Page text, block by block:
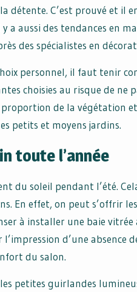
C’est prouvé et il
a aussi des tendances en
des spécialistes en
personnel, il faut tenir
choisies au risque de ne
de la végétation et
petits et moyens jardins.
toute l’année
du soleil pendant l’été.
En effet, on peut s’offrir
à installer une baie
d’une absence
du salon.
petites guirlandes